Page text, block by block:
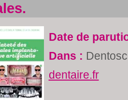
Date de
Dans :
dentaire.fr